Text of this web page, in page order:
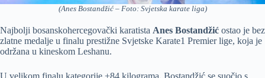
(Anes Bostandžić – Foto: Svjetska karate liga)
Najbolji bosanskohercegovački karatista Anes Bostandžić ostao je bez
zlatne medalje u finalu prestižne Svjetske Karate1 Premier lige, koja je
održana u kineskom Leshanu.
U velikom finalu kategorije +84 kilograma, Bostandžić se suočio s